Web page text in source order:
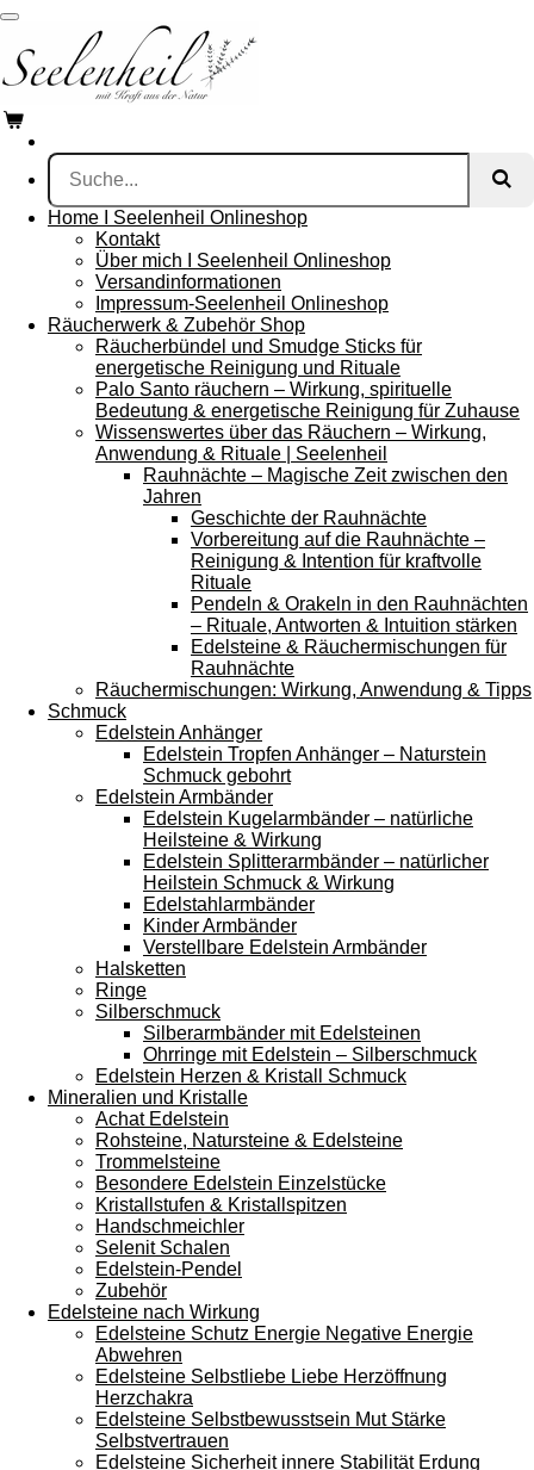
Zum
Hauptinhalt
springen
Home I Seelenheil Onlineshop
Kontakt
Über mich I Seelenheil Onlineshop
Versandinformationen
Impressum-Seelenheil Onlineshop
Räucherwerk & Zubehör Shop
Räucherbündel und Smudge Sticks für
energetische Reinigung und Rituale
Palo Santo räuchern – Wirkung, spirituelle
Bedeutung & energetische Reinigung für Zuhause
Wissenswertes über das Räuchern – Wirkung,
Anwendung & Rituale | Seelenheil
Rauhnächte – Magische Zeit zwischen den
Jahren
Geschichte der Rauhnächte
Vorbereitung auf die Rauhnächte –
Reinigung & Intention für kraftvolle
Rituale
Pendeln & Orakeln in den Rauhnächten
– Rituale, Antworten & Intuition stärken
Edelsteine & Räuchermischungen für
Rauhnächte
Räuchermischungen: Wirkung, Anwendung & Tipps
Schmuck
Edelstein Anhänger
Edelstein Tropfen Anhänger – Naturstein
Schmuck gebohrt
Edelstein Armbänder
Edelstein Kugelarmbänder – natürliche
Heilsteine & Wirkung
Edelstein Splitterarmbänder – natürlicher
Heilstein Schmuck & Wirkung
Edelstahlarmbänder
Kinder Armbänder
Verstellbare Edelstein Armbänder
Halsketten
Ringe
Silberschmuck
Silberarmbänder mit Edelsteinen
Ohrringe mit Edelstein – Silberschmuck
Edelstein Herzen & Kristall Schmuck
Mineralien und Kristalle
Achat Edelstein
Rohsteine, Natursteine & Edelsteine
Trommelsteine
Besondere Edelstein Einzelstücke
Kristallstufen & Kristallspitzen
Handschmeichler
Selenit Schalen
Edelstein-Pendel
Zubehör
Edelsteine nach Wirkung
Edelsteine Schutz Energie Negative Energie
Abwehren
Edelsteine Selbstliebe Liebe Herzöffnung
Herzchakra
Edelsteine Selbstbewusstsein Mut Stärke
Selbstvertrauen
Edelsteine Sicherheit innere Stabilität Erdung